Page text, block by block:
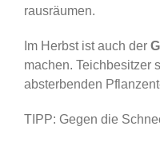
rausräumen.
Im Herbst ist auch der
machen. Teichbesitzer
absterbenden
TIPP: Gegen die